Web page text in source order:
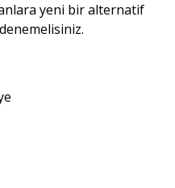
yeni bir alternatif